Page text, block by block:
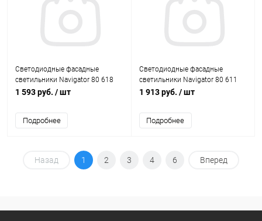
Светодиодные фасадные
светильники Navigator 80 618
NOF-D-W-021-01 3W 3000K IP54
1 593 руб. / шт
Подробнее
Светодиодные фасадные
светильники Navigator 80 611
NOF-D-W-017-02 2x5W 3000K
1 913 руб. / шт
Подробнее
Назад 1 2 3 4 6 Вперед